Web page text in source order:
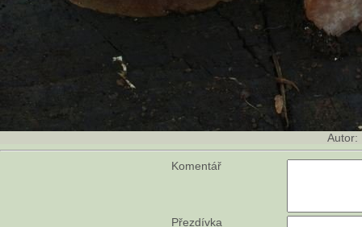
Autor:
Komentář
Přezdívka